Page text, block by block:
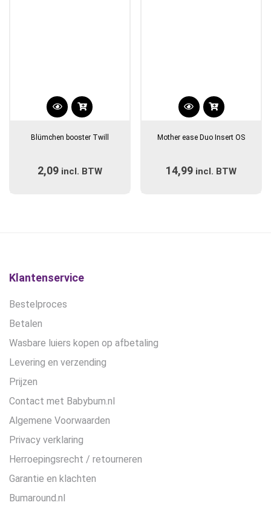
Blümchen booster Twill
2,09 incl. BTW
Dit
heeft
variaties.
Mother ease Duo Insert OS
14,99 incl. BTW
Klantenservice
Bestelproces
Betalen
Wasbare luiers kopen op afbetaling
Levering en verzending
Prijzen
Contact met Babybum.nl
Algemene Voorwaarden
Privacy verklaring
Herroepingsrecht / retourneren
Garantie en klachten
Bumaround.nl